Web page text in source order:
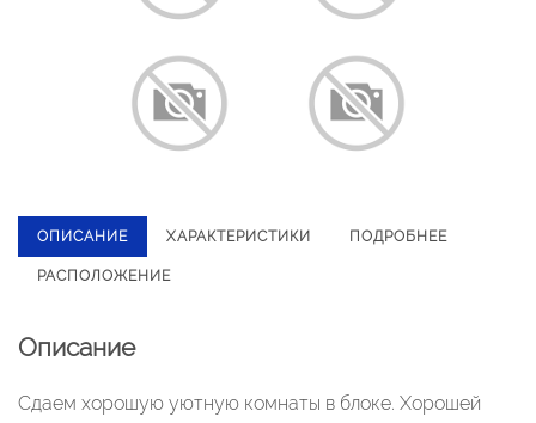
ОПИСАНИЕ ХАРАКТЕРИСТИКИ ПОДРОБНЕЕ
РАСПОЛОЖЕНИЕ
Описание
Сдаем хорошую уютную комнаты в блоке. Хорошей